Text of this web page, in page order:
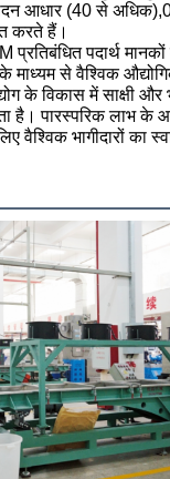
आधार (40 से
करते हैं।
पदार्थ
से वैश्विक
के विकास में साक्षी और
है। पारस्परिक लाभ के
वैश्विक भागीदारों का